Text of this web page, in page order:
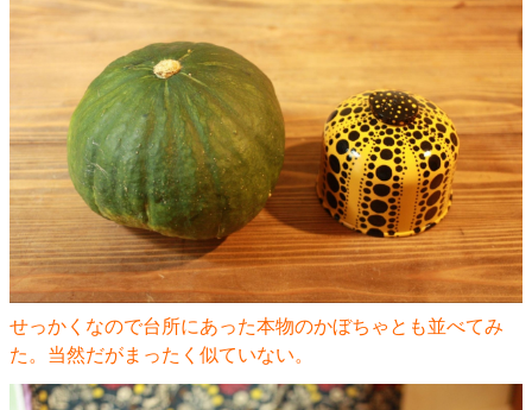
せっかくなので台所にあった本物のかぼちゃとも並べてみ
た。当然だがまったく似ていない。